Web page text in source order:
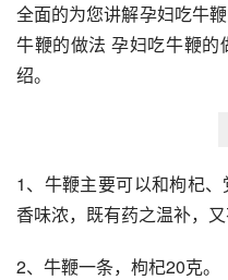
全面的为您讲解孕妇吃牛
牛鞭的做法 孕妇吃牛鞭
绍。
1、牛鞭主要可以和枸杞
香味浓，既有药之温补，又
2、牛鞭一条，枸杞20克。